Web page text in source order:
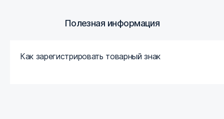
Полезная информация
Как зарегистрировать товарный знак